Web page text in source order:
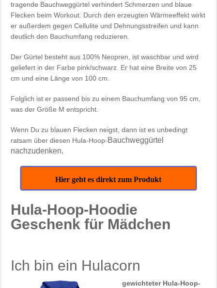
tragende Bauchweggürtel verhindert Schmerzen und blaue
Flecken beim Workout. Durch den erzeugten Wärmeeffekt wirkt
er außerdem gegen Cellulite und Dehnungsstreifen und kann
deutlich den Bauchumfang reduzieren.
Der Gürtel besteht aus 100% Neopren, ist waschbar und wird
geliefert in der Farbe pink/schwarz. Er hat eine Breite von 25
cm und eine Länge von 100 cm.
Folglich ist er passend bis zu einem Bauchumfang von 95 cm,
was der Größe M entspricht.
Wenn Du zu blauen Flecken neigst, dann ist es unbedingt
ratsam über diesen Hula-Hoop-Bauchweggürtel
nachzudenken.
Hier geht es direkt zum Produkt
Hula-Hoop-Hoodie
Geschenk für Mädchen
Ich bin ein Hulacorn
gewichteter Hula-Hoop-